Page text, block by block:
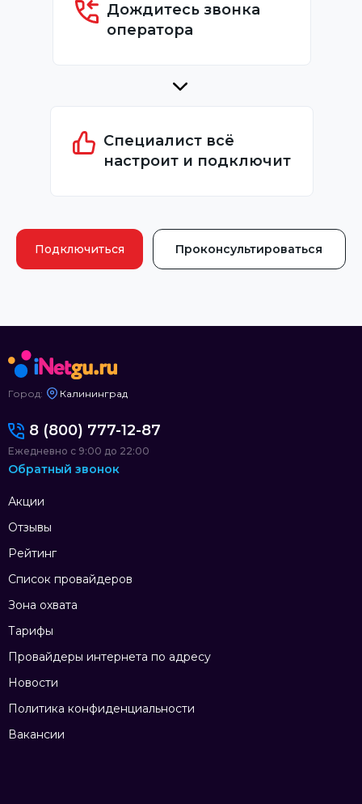
Дождитесь звонка
оператора
Специалист всё
настроит и подключит
Подключиться Проконсультироваться
Город: Калининград
Акции
Отзывы
Рейтинг
Список провайдеров
Зона охвата
Тарифы
Провайдеры интернета по адресу
Новости
Политика конфиденциальности
Вакансии
8 (800) 777-12-87
Ежедневно с 9:00 до 22:00
Обратный звонок